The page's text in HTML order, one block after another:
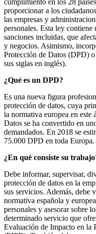
proporcionar a los
las empresas y
personales. Esta ley
sanciones incluidas, que
y negocios. Asimismo,
Protección de Datos (DPD) o
sus siglas en inglés).
¿Qué es un DPD?
Es una nueva figura
protección de datos, cuya
la normativa europea en
Datos se ha convertido en
demandados. En 2018 se
75.000 DPD en toda Europa.
¿En qué consiste su
Debe informar, supervisar,
protección de datos en la
sus servicios. Además, debe
normativa española y
personales y asesorar sobre
determinado servicio que
Evaluación de Impacto en la